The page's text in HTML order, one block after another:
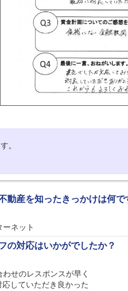
。
動産を知ったきっかけは何で
ネット
の対応はいかがでしたか？
せのレスポンスが早く
応していただき良かった